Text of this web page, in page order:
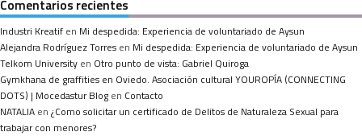
Comentarios recientes
Industri Kreatif en Mi despedida: Experiencia de voluntariado de Aysun
Alejandra Rodríguez Torres en Mi despedida: Experiencia de voluntariado de Aysun
Telkom University en Otro punto de vista: Gabriel Quiroga
Gymkhana de graffities en Oviedo. Asociación cultural YOUROPÍA (CONNECTING
DOTS) | Mocedastur Blog en Contacto
NATALIA en ¿Como solicitar un certificado de Delitos de Naturaleza Sexual para
trabajar con menores?